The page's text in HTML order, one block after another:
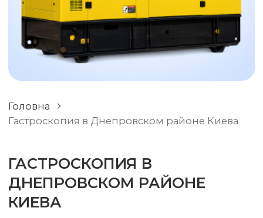
РАЗНОЕ
Головна
Гастроскопия в Днепровском районе Киева
ГАСТРОСКОПИЯ В
ДНЕПРОВСКОМ РАЙОНЕ
КИЕВА